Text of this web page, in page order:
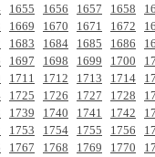
1655 1656 1657 1658
1669 1670 1671 1672
1683 1684 1685 1686
1697 1698 1699 1700
1711 1712 1713 1714
1725 1726 1727 1728
1739 1740 1741 1742
1753 1754 1755 1756
1767 1768 1769 1770